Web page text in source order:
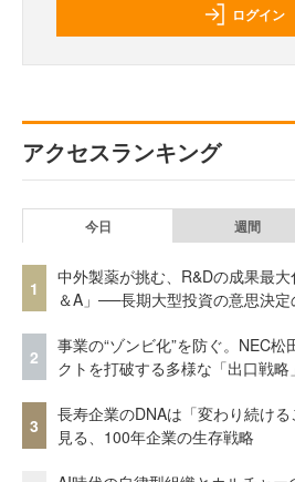
ログイン
アクセスランキング
今日 週間
1
中外製薬が挑む、R&Dの成果最
＆A」──長期大型投資の意思決定
2
事業の“ゾンビ化”を防ぐ。NEC
クトを打破する多様な「出口戦略」
3
長寿企業のDNAは「変わり続け
見る、100年企業の生存戦略